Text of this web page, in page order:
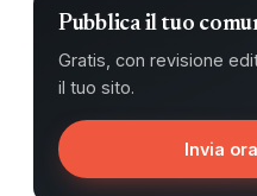
Pubblica il tuo
Gratis, con revisione
il tuo sito.
Invia ora